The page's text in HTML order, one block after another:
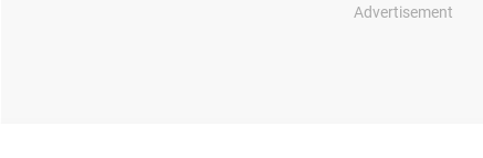
Advertisement